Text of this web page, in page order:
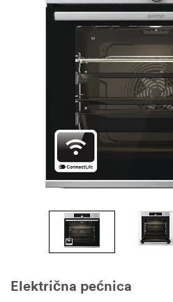
Električna pećnica